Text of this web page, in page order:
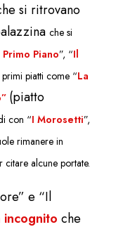
si ritrovano
che si
Piano”, “Il
piatti come “La
(piatto
con “I Morosetti”,
rimanere in
citare alcune portate.
e “Il
incognito che